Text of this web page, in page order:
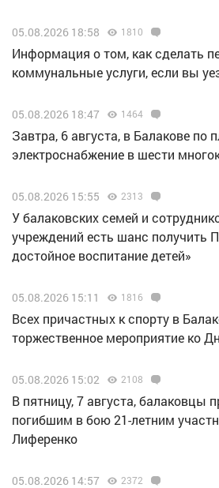
05.08.2026 18:58 1810
Информация о том, как сделать
коммунальные услуги, если вы
05.08.2026 18:47 1464
Завтра, 6 августа, в Балакове по
электроснабжение в шести
05.08.2026 15:55 2313
У балаковских семей и
учреждений есть шанс получить
достойное воспитание детей»
05.08.2026 15:11 1816
Всех причастных к спорту в
торжественное мероприятие ко
05.08.2026 15:02 2108
В пятницу, 7 августа, балаковцы
погибшим в бою 21-летним
Лиференко
05.08.2026 14:57 2372